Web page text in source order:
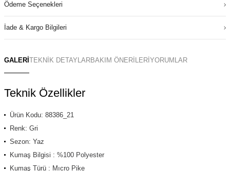
GALERİ TEKNİK DETAYLARBAKIM ÖNERİLERİ YORUMLAR
Teknik Özellikler
Ürün Kodu: 88386_21
Renk: Gri
Sezon: Yaz
Kumaş Bilgisi : %100 Polyester
Kumaş Türü : Mıcro Pike
Ödeme Seçenekleri
İade & Kargo Bilgileri